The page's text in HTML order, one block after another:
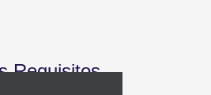
Requisitos